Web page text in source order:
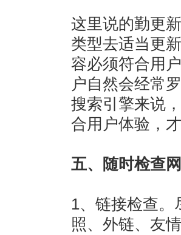
这里说的勤更
类型去适当更
容必须符合用
户自然会经常
搜索引擎来说
合用户体验，
五、随时检查
1、链接检查。
照、外链、友